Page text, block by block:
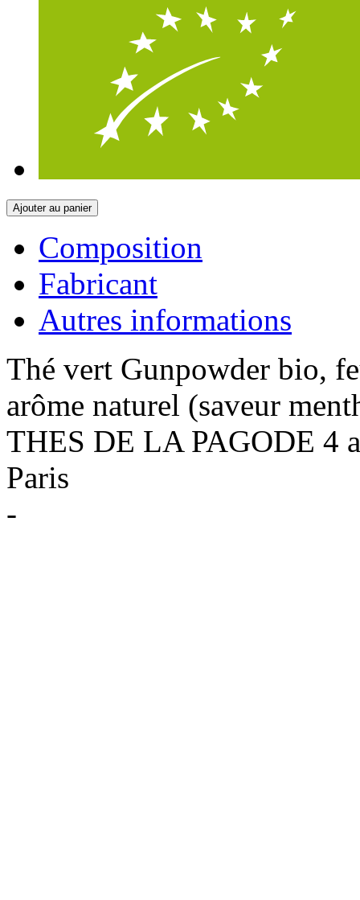
Ajouter au panier
Composition
Fabricant
Autres informations
Thé vert Gunpowder bio,
arôme naturel (saveur
THES DE LA PAGODE 4
Paris
-